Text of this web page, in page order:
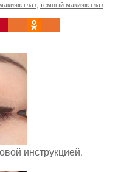
глаз, темный макияж глаз
инструкцией.